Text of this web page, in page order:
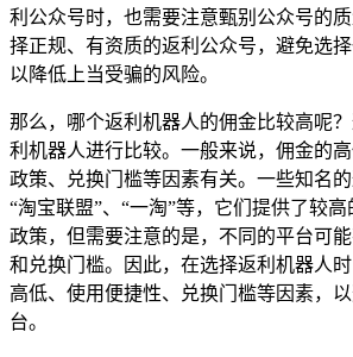
利公众号时，也需要注意甄别公众号的
择正规、有资质的返利公众号，避免选择
以降低上当受骗的风险。
那么，哪个返利机器人的佣金比较高呢
利机器人进行比较。一般来说，佣金的
政策、兑换门槛等因素有关。一些知名
“淘宝联盟”、“一淘”等，它们提供了较
政策，但需要注意的是，不同的平台可
和兑换门槛。因此，在选择返利机器人
高低、使用便捷性、兑换门槛等因素，
台。